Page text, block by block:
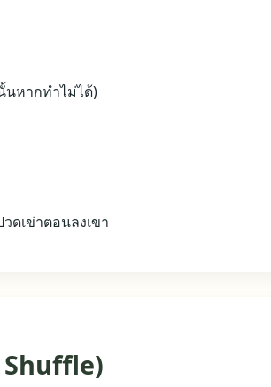
นหากทำไม่ได้)
ดเข่าตอนลงเขา
Shuffle)